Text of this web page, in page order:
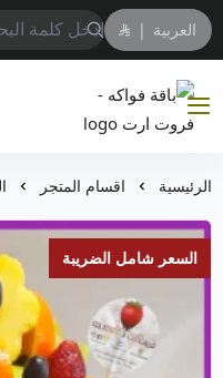
العربية |
باقة فواكه - فروت
الرئيسية اقسام المتجر
السعر شامل الضريبة